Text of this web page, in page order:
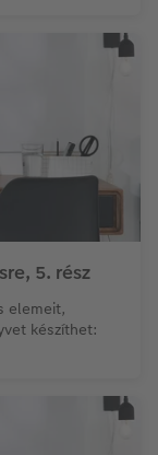
5. rész
elemeit,
készíthet: